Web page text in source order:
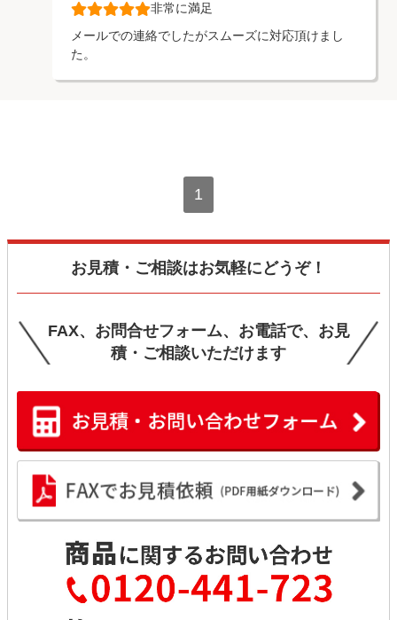
非常に満足
メールでの連絡でしたがスムーズに対応頂けまし
た。
1
お見積・ご相談はお気軽にどうぞ！
FAX、お問合せフォーム、お電話で、お見
積・ご相談いただけます